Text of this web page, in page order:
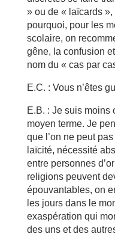
» ou de « laïcards
pourquoi, pour les
scolaire, on
gêne, la confusion
nom du « cas par
E.C. : Vous n’êtes
E.B. : Je suis moins
moyen terme. Je
que l’on ne peut
laïcité, nécessité
entre personnes
religions peuvent
épouvantables, on
les jours dans le
exaspération qui
des uns et des